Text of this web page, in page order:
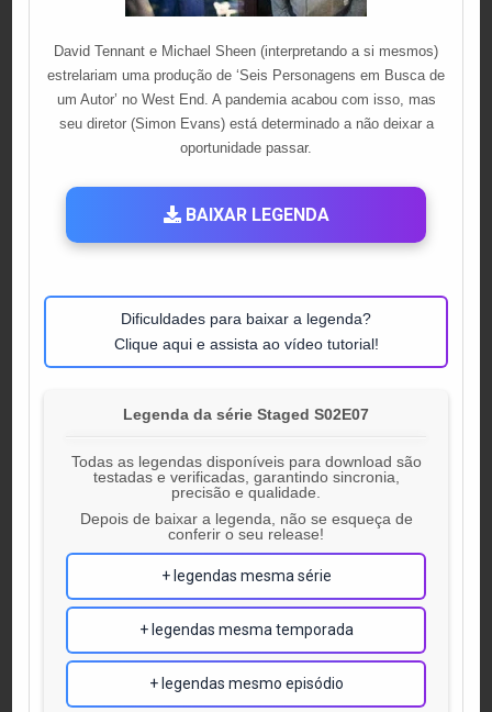
David Tennant e Michael Sheen (interpretando a si mesmos)
estrelariam uma produção de ‘Seis Personagens em Busca de
um Autor’ no West End. A pandemia acabou com isso, mas
seu diretor (Simon Evans) está determinado a não deixar a
oportunidade passar.
BAIXAR LEGENDA
Dificuldades para baixar a legenda?
Clique aqui e assista ao vídeo tutorial!
Legenda da série Staged S02E07
Todas as legendas disponíveis para download são
testadas e verificadas, garantindo sincronia,
precisão e qualidade.
Depois de baixar a legenda, não se esqueça de
conferir o seu release!
+ legendas mesma série
+ legendas mesma temporada
+ legendas mesmo episódio